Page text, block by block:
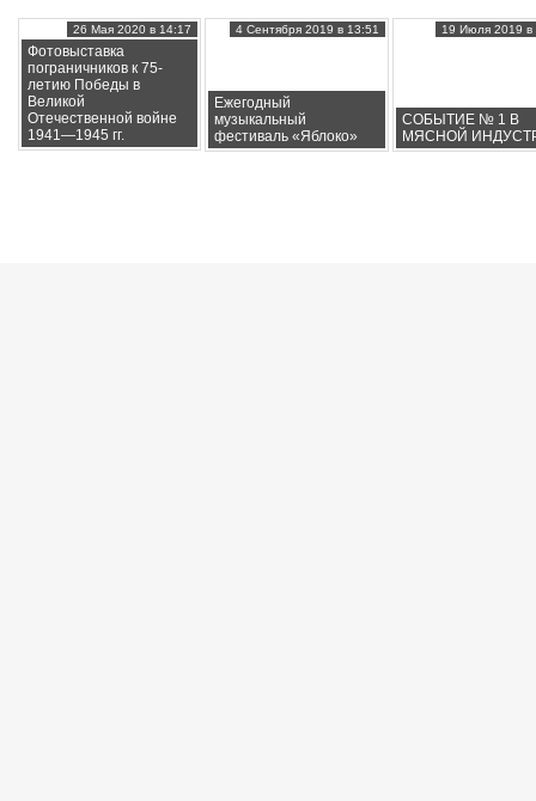
Фотовыставка
пограничников к 75-
летию Победы в
Великой
Отечественной войне
1941—1945 гг.
26 Мая 2020 в 14:17
Ежегодный
музыкальный
фестиваль «Яблоко»
4 Сентября 2019 в 13:51
СОБЫТИЕ № 1 В
МЯСНОЙ
19 Июля 2019 в